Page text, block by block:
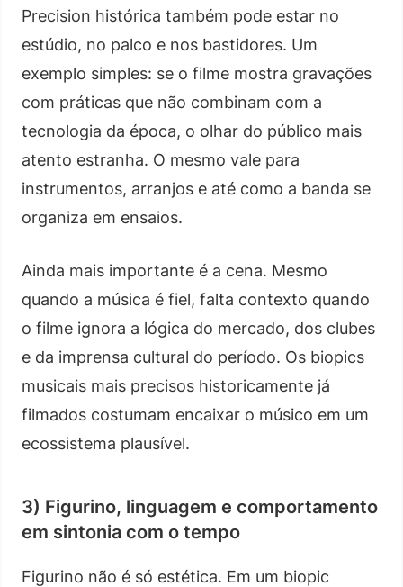
Precision histórica também pode estar no
estúdio, no palco e nos bastidores. Um
exemplo simples: se o filme mostra gravações
com práticas que não combinam com a
tecnologia da época, o olhar do público mais
atento estranha. O mesmo vale para
instrumentos, arranjos e até como a banda se
organiza em ensaios.
Ainda mais importante é a cena. Mesmo
quando a música é fiel, falta contexto quando
o filme ignora a lógica do mercado, dos clubes
e da imprensa cultural do período. Os biopics
musicais mais precisos historicamente já
filmados costumam encaixar o músico em um
ecossistema plausível.
3) Figurino, linguagem e comportamento
em sintonia com o tempo
Figurino não é só estética. Em um biopic